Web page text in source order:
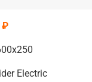
₽
Electric